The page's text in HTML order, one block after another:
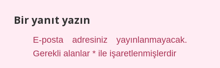
Bir yanıt yazın
E-posta adresiniz yayınlanmayacak.
Gerekli alanlar* ile işaretlenmişlerdir